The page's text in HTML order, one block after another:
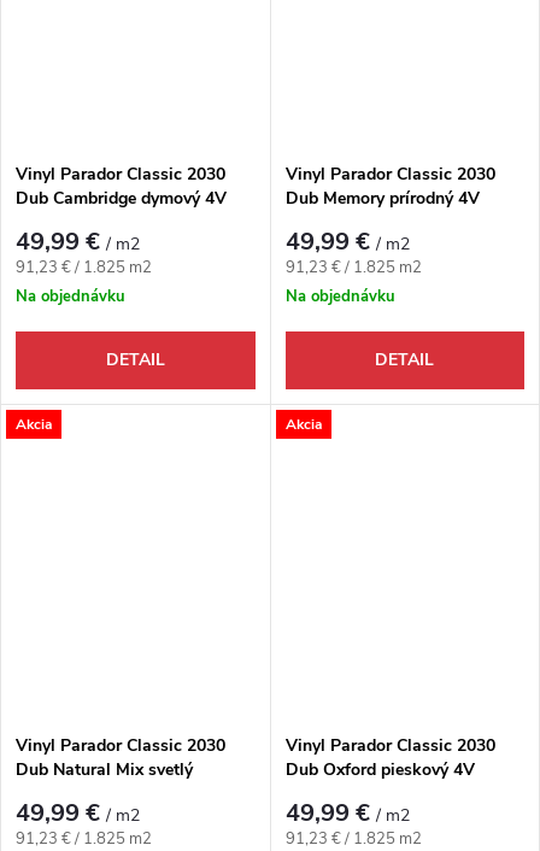
Vinyl Parador Classic 2030
Dub Cambridge dymový 4V
49,99 €/ m2
Jednotková cena:
91,23 € / 1.825 m2
Na objednávku
DETAIL
Vinyl Parador Classic 2030
Dub Memory prírodný 4V
49,99 €/ m2
Jednotková cena:
91,23 € / 1.825 m2
Na objednávku
DETAIL
Akcia
Vinyl Parador Classic 2030
Dub Natural Mix svetlý
49,99 €/ m2
Jednotková cena:
91,23 € / 1.825 m2
Akcia
Vinyl Parador Classic 2030
Dub Oxford pieskový 4V
49,99 €/ m2
Jednotková cena:
91,23 € / 1.825 m2